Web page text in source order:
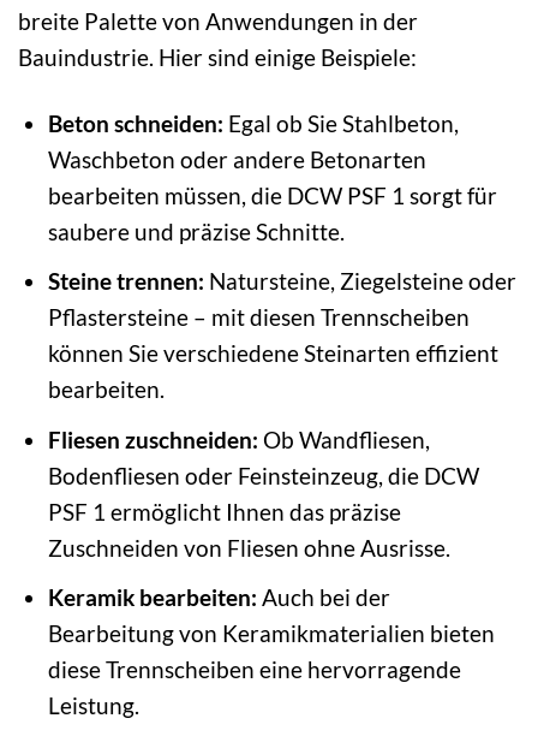
breite Palette von Anwendungen in der
Bauindustrie. Hier sind einige Beispiele:
Beton schneiden: Egal ob Sie Stahlbeton,
Waschbeton oder andere Betonarten
bearbeiten müssen, die DCW PSF 1 sorgt für
saubere und präzise Schnitte.
Steine trennen: Natursteine, Ziegelsteine oder
Pflastersteine – mit diesen Trennscheiben
können Sie verschiedene Steinarten effizient
bearbeiten.
Fliesen zuschneiden: Ob Wandfliesen,
Bodenfliesen oder Feinsteinzeug, die DCW
PSF 1 ermöglicht Ihnen das präzise
Zuschneiden von Fliesen ohne Ausrisse.
Keramik bearbeiten: Auch bei der
Bearbeitung von Keramikmaterialien bieten
diese Trennscheiben eine hervorragende
Leistung.